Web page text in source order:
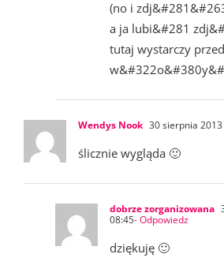
(no i
a ja lubi&#281
tutaj wystarczy
Wendys Nook 30 sierpnia
ślicznie wygląda 🙂
dobrze zorganizowana
08:45- Odpowiedz
dziękuję 🙂